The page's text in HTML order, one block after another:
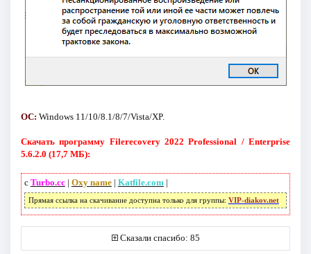
ОС: Windows 11/10/8.1/8/7/Vista/XP.
Скачать программу Filerecovery 2022 Professional / Enterprise
5.6.2.0 (17,7 МБ):
с Turbo.cc| Oxy name| Katfile.com |
Прямая ссылка на скачивание доступна только для группы: VIP-diakov.net
Сказали спасибо: 85